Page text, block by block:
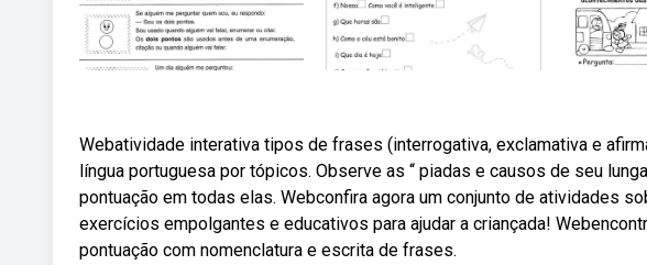
Webatividade interativa tipos de frases (interrogativa, exclamativa e
língua portuguesa por tópicos. Observe as “ piadas e causos de seu
pontuação em todas elas. Webconfira agora um conjunto de atividades
exercícios empolgantes e educativos para ajudar a criançada!
pontuação com nomenclatura e escrita de frases.